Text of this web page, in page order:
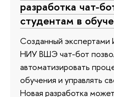
разработка чат-
студентам в
Созданный экспертами
НИУ ВШЭ чат-бот
автоматизировать
обучения и управлять
Новая разработка